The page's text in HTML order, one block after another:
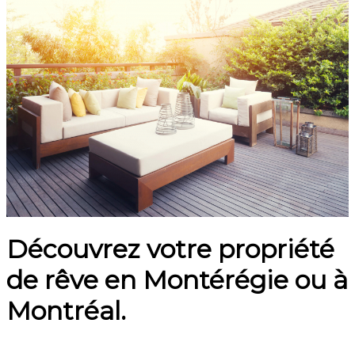
Découvrez votre propriété
de rêve en Montérégie ou à
Montréal.